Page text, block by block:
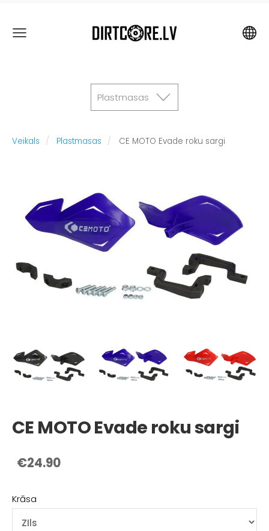
Plastmasas
Veikals Plastmasas CE MOTO Evade roku sargi
CE MOTO Evade roku sargi
€24.90
Krāsa